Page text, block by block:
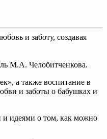
и заботу, создавая
М.А. Челобитченкова.
а также воспитание в
и заботы о бабушках и
и идеями о том, как можно